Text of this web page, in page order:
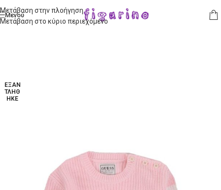
Μετάβαση στην πλοήγηση
Μετάβαση στο κύριο περιεχόμενο
Μενού
ΕΞΑΝ
ΤΛΉΘ
ΗΚΕ